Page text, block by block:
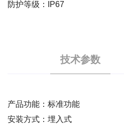
防护等级：IP67
技术参数
产品功能：标准功能
安装方式：埋入式